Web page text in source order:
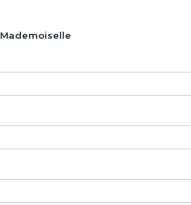
Mademoiselle